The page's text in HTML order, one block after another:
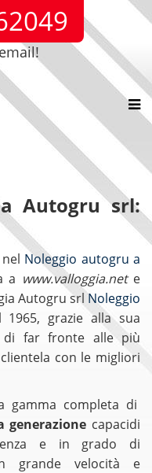
Autogru srl:
Noleggio autogru a
a www.valloggia.nete
Autogru srl Noleggio
1965, grazie alla sua
di far fronte alle più
con le migliori
gamma completa di
generazione capacidi
e in grado di
grande velocità e